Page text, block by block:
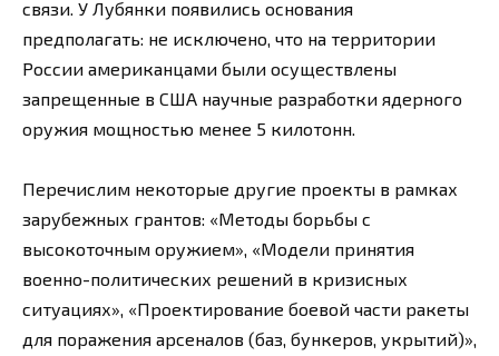
связи. У Лубянки появились основания
предполагать: не исключено, что на территории
России американцами были осуществлены
запрещенные в США научные разработки ядерного
оружия мощностью менее 5 килотонн.
Перечислим некоторые другие проекты в рамках
зарубежных грантов: «Методы борьбы с
высокоточным оружием», «Модели принятия
военно-политических решений в кризисных
ситуациях», «Проектирование боевой части ракеты
для поражения арсеналов (баз, бункеров, укрытий)»,